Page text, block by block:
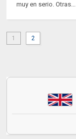
muy en serio. Otras...
1 2